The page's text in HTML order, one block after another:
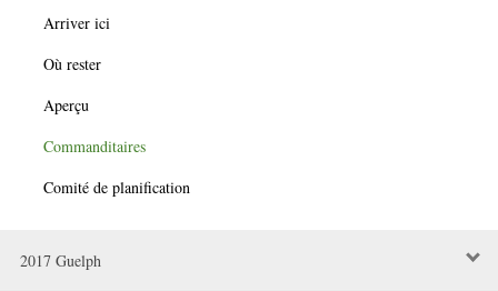
Arriver ici
Où rester
Aperçu
Commanditaires
Comité de planification
2017 Guelph